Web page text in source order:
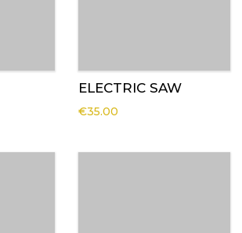
ELECTRIC SAW
€35.00